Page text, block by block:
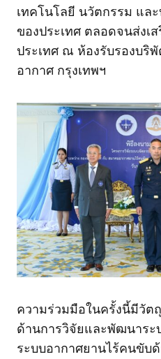
เทคโนโลยี นวัตกรรม แล
ของประเทศ ตลอดจนส่งเ
ประเทศ ณ ห้องรับรองบริ
อากาศ กรุงเทพฯ
ความร่วมมือในครั้งนี้มีวัต
ด้านการวิจัยและพัฒนาระ
ระบบอากาศยานไร้คนขับ